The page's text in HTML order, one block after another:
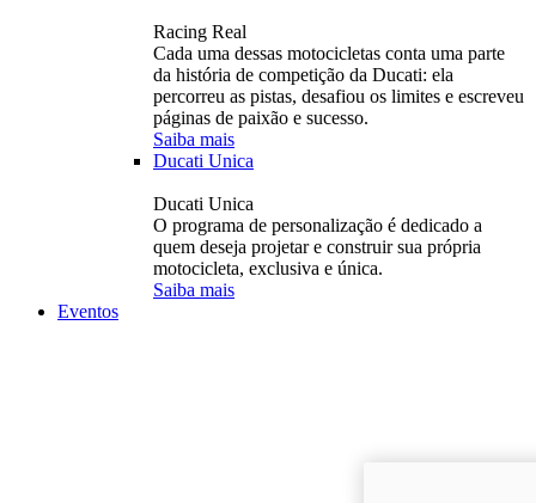
Racing Real
Cada uma dessas motocicletas conta uma parte
da história de competição da Ducati: ela
percorreu as pistas, desafiou os limites e escreveu
páginas de paixão e sucesso.
Saiba mais
Ducati Unica
Ducati Unica
O programa de personalização é dedicado a
quem deseja projetar e construir sua própria
motocicleta, exclusiva e única.
Saiba mais
Eventos